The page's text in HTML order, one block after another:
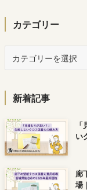
カテゴリー
リ
ー 新着記事
い
廊
場